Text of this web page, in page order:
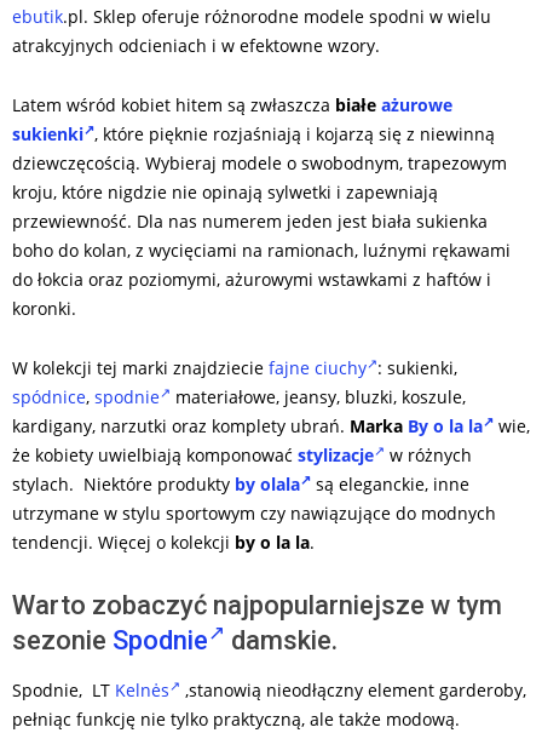
ebutik.pl. Sklep oferuje różnorodne modele spodni w wielu
atrakcyjnych odcieniach i w efektowne wzory.
Latem wśród kobiet hitem są zwłaszcza białe ażurowe
sukienki , które pięknie rozjaśniają i kojarzą się z niewinną
dziewczęcością. Wybieraj modele o swobodnym, trapezowym
kroju, które nigdzie nie opinają sylwetki i zapewniają
przewiewność. Dla nas numerem jeden jest biała sukienka
boho do kolan, z wycięciami na ramionach, luźnymi rękawami
do łokcia oraz poziomymi, ażurowymi wstawkami z haftów i
koronki.
W kolekcji tej marki znajdziecie fajne ciuchy : sukienki,
spódnice, spodnie
materiałowe, jeansy, bluzki, koszule,
kardigany, narzutki oraz komplety ubrań. Marka By o la la
wie,
że kobiety uwielbiają komponować stylizacje
w różnych
stylach. Niektóre produkty by olala
są eleganckie, inne
utrzymane w stylu sportowym czy nawiązujące do modnych
tendencji. Więcej o kolekcji by o la la.
Warto zobaczyć najpopularniejsze w tym
sezonie Spodnie damskie.
Spodnie, LT Kelnės
,stanowią nieodłączny element garderoby,
pełniąc funkcję nie tylko praktyczną, ale także modową.